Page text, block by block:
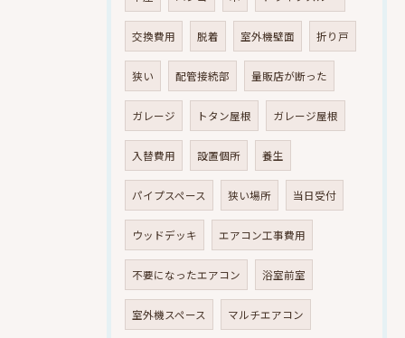
交換費用 脱着 室外機壁面 折り戸
狭い 配管接続部 量販店が断った
ガレージ トタン屋根 ガレージ屋根
入替費用 設置個所 養生
パイプスペース 狭い場所 当日受付
ウッドデッキ エアコン工事費用
不要になったエアコン 浴室前室
室外機スペース マルチエアコン